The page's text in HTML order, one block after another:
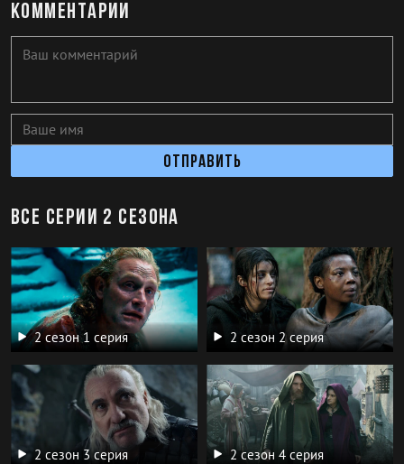
Комментарии
Отправить
Все серии 2 сезона
2 сезон 1 серия 2 сезон 2 серия
2 сезон 3 серия 2 сезон 4 серия